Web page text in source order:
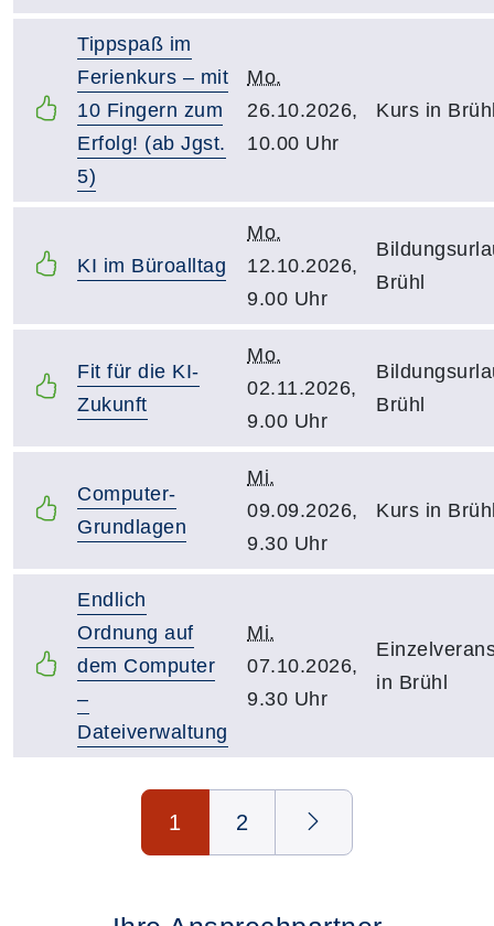
Tippspaß im
Ferienkurs – mit
10 Fingern zum
Erfolg! (ab Jgst.
5)
Mo.
26.10.2026,
10.00 Uhr
Kurs in
KI im Büroalltag
Mo.
12.10.2026,
9.00 Uhr
Brühl
Fit für die KI-
Zukunft
Mo.
02.11.2026,
9.00 Uhr
Brühl
Computer-
Grundlagen
Mi.
09.09.2026,
9.30 Uhr
Kurs in
Endlich
Ordnung auf
dem Computer
–
Dateiverwaltung
Mi.
07.10.2026,
9.30 Uhr
in Brühl
1 2